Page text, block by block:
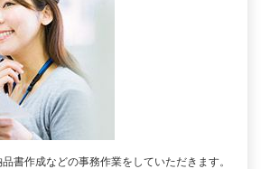
書作成などの事務作業をしていただきます。